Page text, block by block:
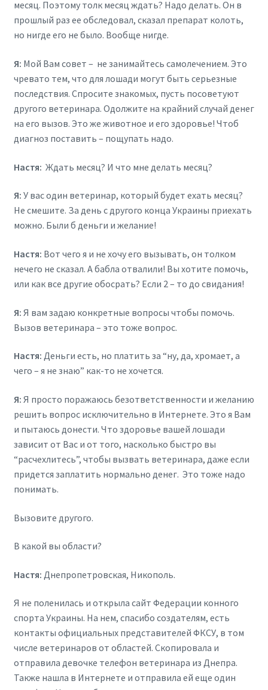
месяц. Поэтому толк месяц ждать? Надо делать. Он в
прошлый раз ее обследовал, сказал препарат колоть,
но нигде его не было. Вообще нигде.
Я: Мой Вам совет – не занимайтесь самолечением. Это
чревато тем, что для лошади могут быть серьезные
последствия. Спросите знакомых, пусть посоветуют
другого ветеринара. Одолжите на крайний случай денег
на его вызов. Это же животное и его здоровье! Чтоб
диагноз поставить – пощупать надо.
Настя: Ждать месяц? И что мне делать месяц?
Я: У вас один ветеринар, который будет ехать месяц?
Не смешите. За день с другого конца Украины приехать
можно. Были б деньги и желание!
Настя: Вот чего я и не хочу его вызывать, он толком
нечего не сказал. А бабла отвалили! Вы хотите помочь,
или как все другие обосрать? Если 2 – то до свидания!
Я: Я вам задаю конкретные вопросы чтобы помочь.
Вызов ветеринара – это тоже вопрос.
Настя: Деньги есть, но платить за “ну, да, хромает, а
чего – я не знаю” как-то не хочется.
Я: Я просто поражаюсь безответственности и желанию
решить вопрос исключительно в Интернете. Это я Вам
и пытаюсь донести. Что здоровье вашей лошади
зависит от Вас и от того, насколько быстро вы
“расчехлитесь”, чтобы вызвать ветеринара, даже если
придется заплатить нормально денег. Это тоже надо
понимать.
Вызовите другого.
В какой вы области?
Настя: Днепропетровская, Никополь.
Я не поленилась и открыла сайт Федерации конного
спорта Украины. На нем, спасибо создателям, есть
контакты официальных представителей ФКСУ, в том
числе ветеринаров от областей. Скопировала и
отправила девочке телефон ветеринара из Днепра.
Также нашла в Интернете и отправила ей еще один